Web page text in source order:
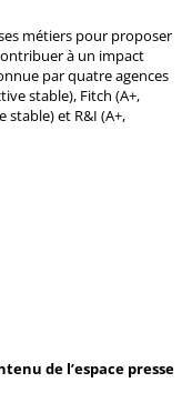
métiers pour proposer
à un impact
par quatre agences
stable), Fitch (A+,
stable) et R&I (A+,
de l’espace presse